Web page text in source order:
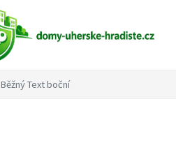
Běžný Text boční